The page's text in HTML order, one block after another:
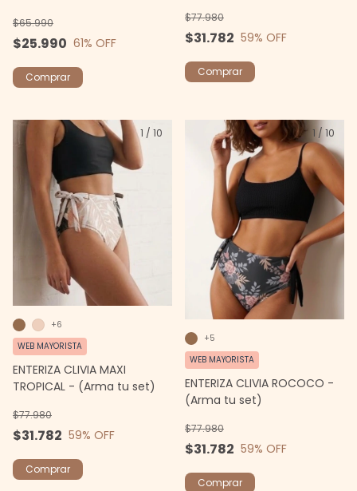
$25.990
$65.990
61% OFF
Comprar
$31.782
$77.980
59% OFF
Comprar
1 / 10
ENTERIZA CLIVIA MAXI
TROPICAL - (Arma tu set)
$31.782
$77.980
59% OFF
WEB MAYORISTA
+6
Comprar
1 / 10
ENTERIZA CLIVIA ROCOCO -
(Arma tu set)
$31.782
$77.980
59% OFF
WEB MAYORISTA
+5
Comprar